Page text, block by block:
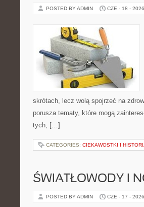
POSTED BY ADMIN CZE - 18 - 2026
skrótach, lecz wolą spojrzeć na
porusza tematy, które mogą
tych, […]
CATEGORIES: CIEKAWOSTKI I
ŚWIATŁOWODY I
POSTED BY ADMIN CZE - 17 - 2026